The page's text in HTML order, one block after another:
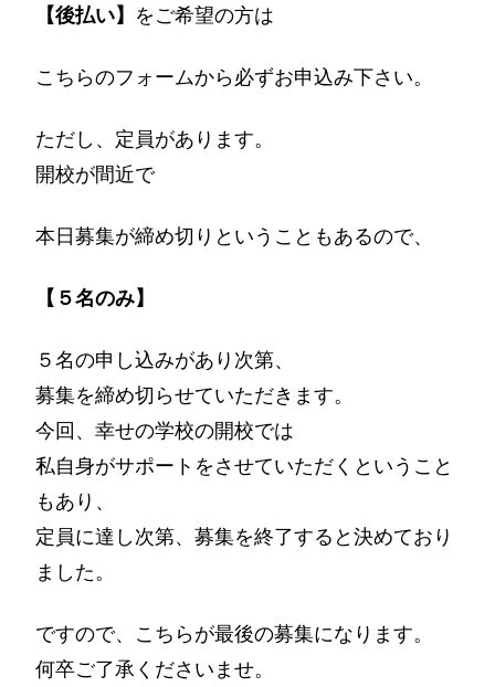
【後払い】 をご希望の方は
こちらのフォームから必ずお申込み下さい。
ただし、定員があります。
開校が間近で
本日募集が締め切りということもあるので、
【５名のみ】
５名の申し込みがあり次第、
募集を締め切らせていただきます。
今回、幸せの学校の開校では
私自身がサポートをさせていただくということ
もあり、
定員に達し次第、募集を終了すると決めており
ました。
ですので、こちらが最後の募集になります。
何卒ご了承くださいませ。